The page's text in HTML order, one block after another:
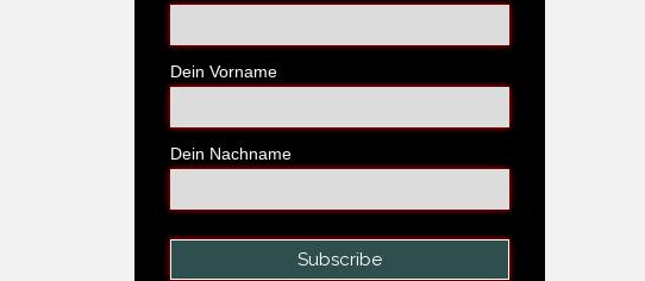
Dein Vorname
Dein Nachname